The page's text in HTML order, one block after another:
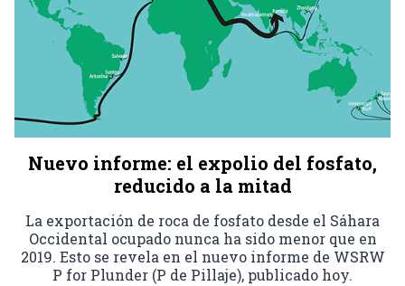
Nuevo informe: el expolio del fosfato,
reducido a la mitad
La exportación de roca de fosfato desde el Sáhara
Occidental ocupado nunca ha sido menor que en
2019. Esto se revela en el nuevo informe de WSRW
P for Plunder (P de Pillaje), publicado hoy.